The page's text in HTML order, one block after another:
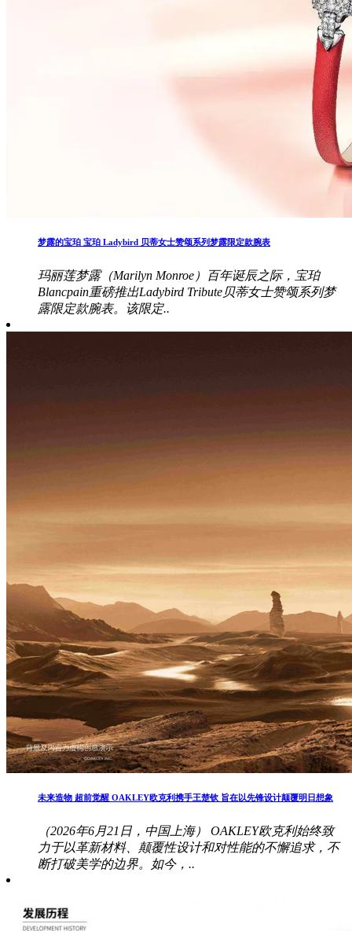
梦露的宝珀 宝珀 Ladybird 贝蒂女士赞颂系列梦露限定款腕表
玛丽莲梦露（Marilyn Monroe）百年诞辰之际，宝珀
Blancpain重磅推出Ladybird Tribute贝蒂女士赞颂系列梦
露限定款腕表。该限定..
未来造物 超前觉醒 OAKLEY欧克利携手王楚钦 旨在以先锋设计颠覆明日想象
（2026年6月21日，中国上海） OAKLEY欧克利始终致
力于以革新材料、颠覆性设计和对性能的不懈追求，不
断打破美学的边界。如今，..